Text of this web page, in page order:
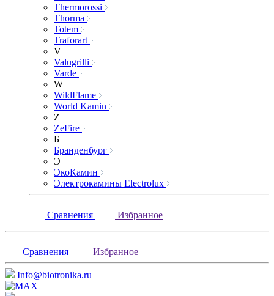
Thermorossi
Thorma
Totem
Traforart
V
Valugrilli
Varde
W
WildFlame
World Kamin
Z
ZeFire
Б
Бранденбург
Э
ЭкоКамин
Электрокамины Electrolux
Сравнения Избранное
Сравнения Избранное
Info@biotronika.ru